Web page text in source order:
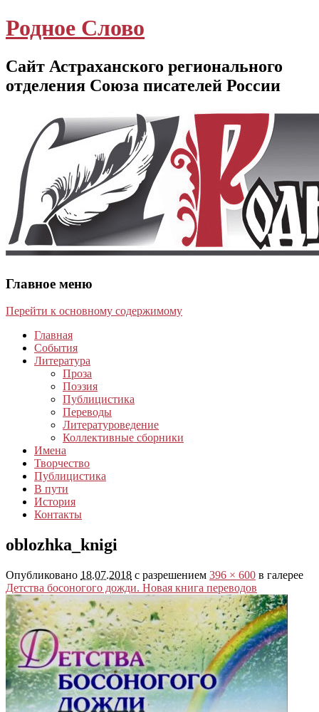
Родное Слово
Сайт Астраханского регионального
отделения Союза писателей России
Главное меню
Перейти к основному содержимому
Главная
События
Литература
Проза
Поэзия
Публицистика
Переводы
Литературоведение
Коллективные сборники
Имена
Творчество
Публицистика
В пути
История
Контакты
oblozhka_knigi
Опубликовано 18.07.2018 с разрешением 396 × 600 в галерее
Детства босоногого дожди. Новая книга переводов